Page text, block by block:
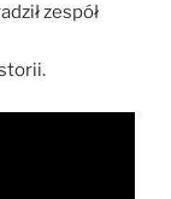
zespół